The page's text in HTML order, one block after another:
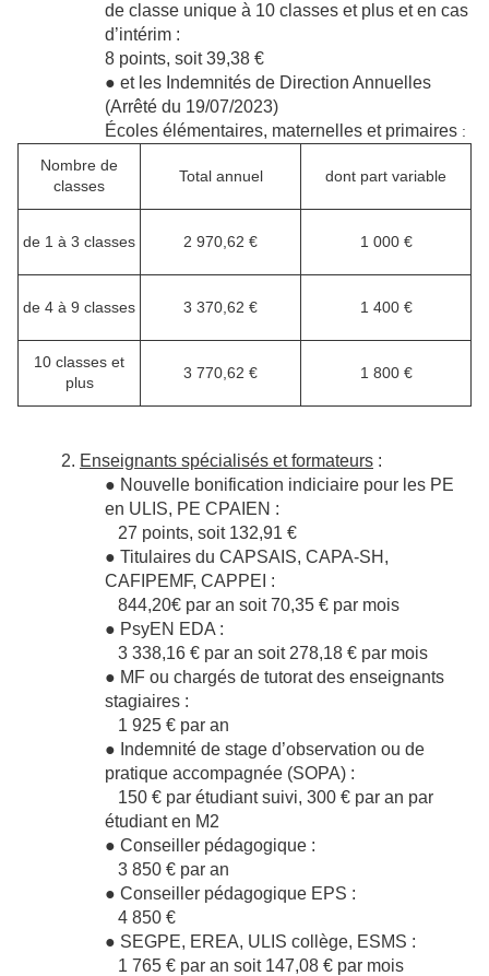
de classe unique à 10 classes et plus et en cas
d’intérim :
8 points, soit 39,38 €
● et les Indemnités de Direction Annuelles
(Arrêté du 19/07/2023)
Écoles élémentaires, maternelles et primaires :
Nombre de
classes
Total annuel dont part variable
de 1 à 3 classes 2 970,62 € 1 000 €
de 4 à 9 classes 3 370,62 € 1 400 €
10 classes et
plus
3 770,62 € 1 800 €
2. Enseignants spécialisés et formateurs :
● Nouvelle bonification indiciaire pour les PE
en ULIS, PE CPAIEN :
27 points, soit 132,91 €
● Titulaires du CAPSAIS, CAPA-SH,
CAFIPEMF, CAPPEI :
844,20€ par an soit 70,35 € par mois
● PsyEN EDA :
3 338,16 € par an soit 278,18 € par mois
● MF ou chargés de tutorat des enseignants
stagiaires :
1 925 € par an
● Indemnité de stage d’observation ou de
pratique accompagnée (SOPA) :
150 € par étudiant suivi, 300 € par an par
étudiant en M2
● Conseiller pédagogique :
3 850 € par an
● Conseiller pédagogique EPS :
4 850 €
● SEGPE, EREA, ULIS collège, ESMS :
1 765 € par an soit 147,08 € par mois